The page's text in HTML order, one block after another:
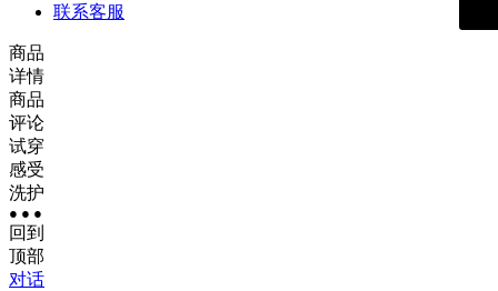
联系客服
商品
详情
商品
评论
试穿
感受
洗护
● ● ●
回到
顶部
对话